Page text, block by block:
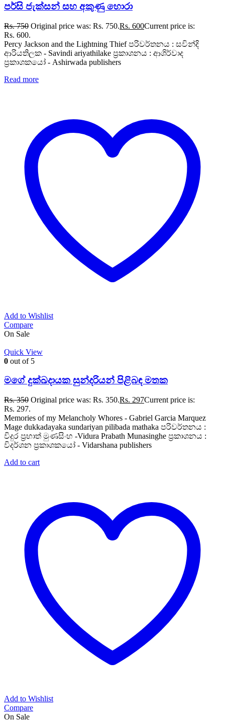
පර්සි ජැක්සන් සහ අකුණු හොරා
Rs.750 Original price was: Rs. 750.Rs. 600Current price is:
Rs. 600.
Percy Jackson and the Lightning Thief පරිවර්තනය : සවින්දි
ආරියතිලක - Savindi ariyathilake ප්‍රකාශනය : ආශිර්වාද
ප්‍රකාශකයෝ - Ashirwada publishers
Read more
Add to Wishlist
Compare
On Sale
Quick View
0 out of 5
මගේ දුක්ඛදායක සුන්දරියන් පිළිබඳ මතක
Rs.350 Original price was: Rs. 350.Rs. 297Current price is:
Rs. 297.
Memories of my Melancholy Whores - Gabriel Garcia Marquez
Mage dukkadayaka sundariyan pilibada mathaka පරිවර්තනය :
විදුර ප්‍රභාත් මුණසිංහ -Vidura Prabath Munasinghe ප්‍රකාශනය :
විදර්ශන ප්‍රකාශකයෝ - Vidarshana publishers
Add to cart
Add to Wishlist
Compare
On Sale